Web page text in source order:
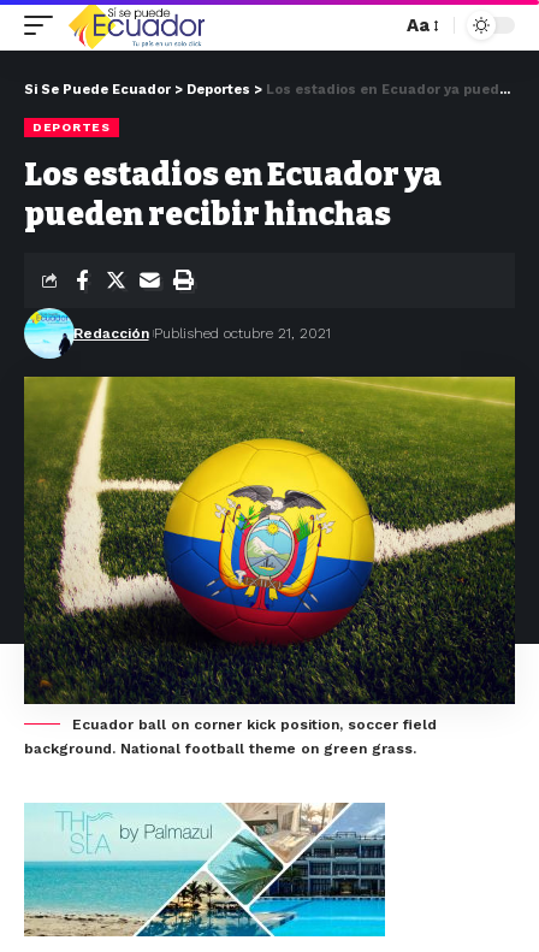
Aa
Si Se Puede Ecuador > Deportes > Los estadios en Ecuador ya pueden recibir hinchas
DEPORTES
Los estadios en Ecuador ya
pueden recibir hinchas
Redacción Published octubre 21, 2021
Ecuador ball on corner kick position, soccer field
background. National football theme on green grass.